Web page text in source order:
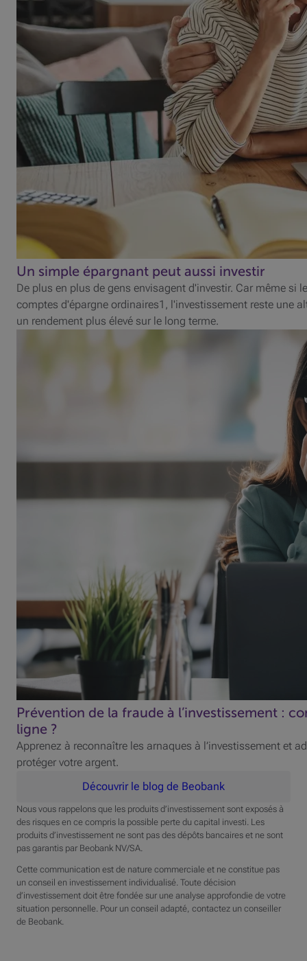
Un simple épargnant peut aussi investir
De plus en plus de gens envisagent d'investir. Car même
comptes d'épargne ordinaires1, l'investissement reste une
un rendement plus élevé sur le long terme.
Prévention de la fraude à l’investissement :
ligne ?
Apprenez à reconnaître les arnaques à l’investissement et
protéger votre argent.
Découvrir le blog de Beobank
Nous vous rappelons que les produits d’investissement sont exposés à
des risques en ce compris la possible perte du capital investi. Les
produits d’investissement ne sont pas des dépôts bancaires et ne sont
pas garantis par Beobank NV/SA.
Cette communication est de nature commerciale et ne constitue pas
un conseil en investissement individualisé. Toute décision
d’investissement doit être fondée sur une analyse approfondie de votre
situation personnelle. Pour un conseil adapté, contactez un conseiller
de Beobank.